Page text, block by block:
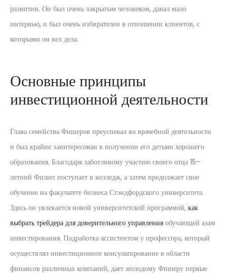
развитии. Он был очень закрытым человеком, давал мало
интервью, и был очень избирателен в отношении клиентов, с
которыми он вел дела.
Основные принципы
инвестиционной деятельности
Глава семейства Фишеров преуспевал во врачебной деятельности
и был крайне заинтересован в получении его детьми хорошего
образования. Благодаря заботливому участию своего отца 15-
летний Филип поступает в колледж, а затем продолжает свое
обучение на факультете бизнеса Стэндфордского университета.
Здесь он увлекается новой университетской программой, как
выбрать трейдера для доверительного управления обучающей азам
инвестирования. Подработка ассистентом у профессора, который
осуществлял инвестиционное консультирование в области
финансов различных компаний, дает молодому Фишеру первые